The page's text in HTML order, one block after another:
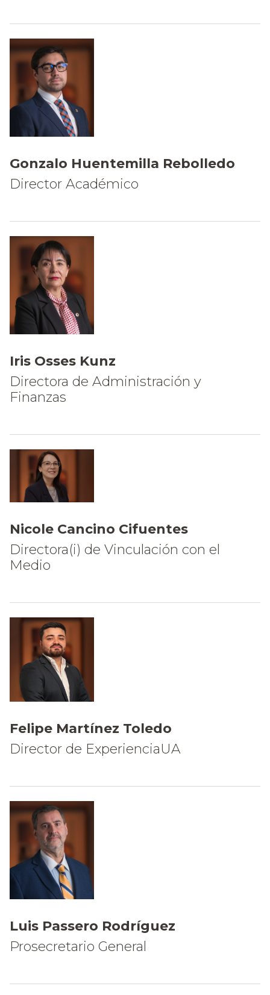
Gonzalo Huentemilla Rebolledo
Director Académico
Iris Osses Kunz
Directora de Administración y
Finanzas
Nicole Cancino Cifuentes
Directora(i) de Vinculación con el
Medio
Felipe Martínez Toledo
Director de ExperienciaUA
Luis Passero Rodríguez
Prosecretario General